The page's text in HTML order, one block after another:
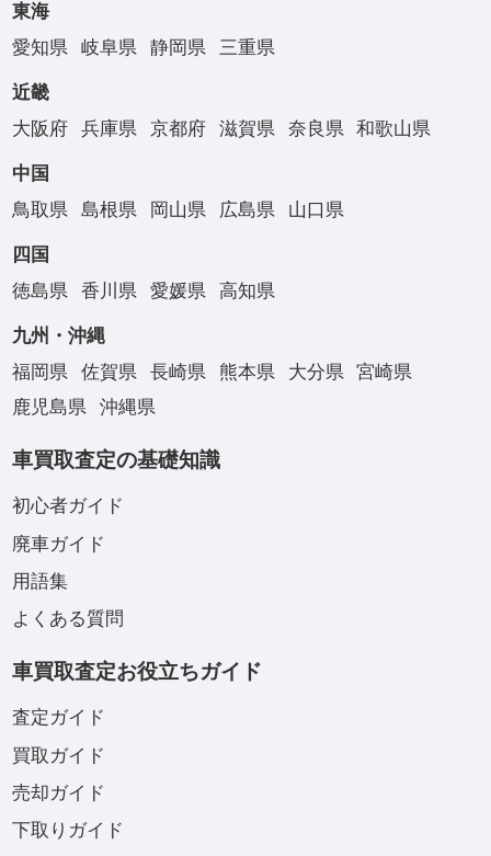
東海
愛知県
岐阜県 静岡県 三重県
近畿
大阪府
兵庫県 京都府 滋賀県 奈良県 和歌山県
中国
鳥取県
島根県 岡山県 広島県 山口県
四国
徳島県
香川県 愛媛県 高知県
九州・沖縄
福岡県
佐賀県 長崎県 熊本県 大分県
宮崎県
鹿児島県
沖縄県
車買取査定の基礎知識
初心者ガイド
廃車ガイド
用語集
よくある質問
車買取査定お役立ちガイド
査定ガイド
買取ガイド
売却ガイド
下取りガイド